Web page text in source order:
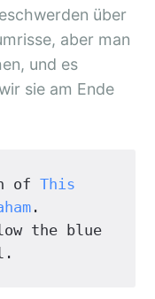
über
aber man
und es
sie am Ende
of This
.
the blue